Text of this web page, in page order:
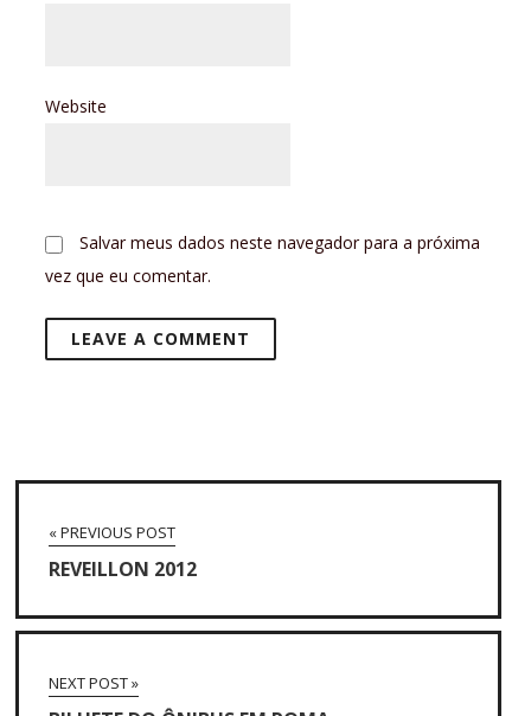
Website
Salvar meus dados neste navegador para a próxima
vez que eu comentar.
« PREVIOUS POST
REVEILLON 2012
NEXT POST »